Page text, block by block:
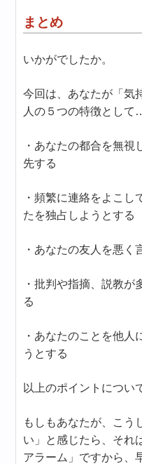
まとめ
いかがでしたか。
今回は、あなたが「気
人の５つの特徴として
・あなたの都合を無
先する
・頻繁に連絡をよこし
たを独占しようとする
・あなたの友人を悪く
・批判や指摘、説教が
る
・あなたのことを他人
うとする
以上のポイントについ
もしもあなたが、こう
い」と感じたら、それ
アラーム」ですから、